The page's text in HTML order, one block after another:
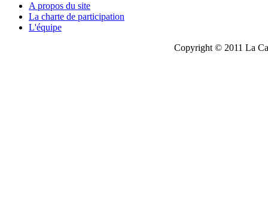
A propos du site
La charte de participation
L'équipe
Copyright © 2011 La